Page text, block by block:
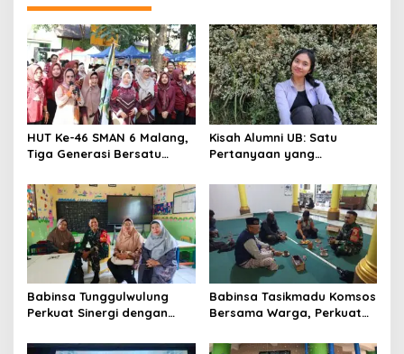
HUT Ke-46 SMAN 6 Malang,
Tiga Generasi Bersatu
Kebersamaan, ini Kata
Untari
Kisah Alumni UB: Satu
Pertanyaan yang
Babinsa Tunggulwulung
Perkuat Sinergi dengan
Aman dan Kondusif
Babinsa Tasikmadu Komsos
Bersama Warga, Perkuat
Kondusivitas Wilayah